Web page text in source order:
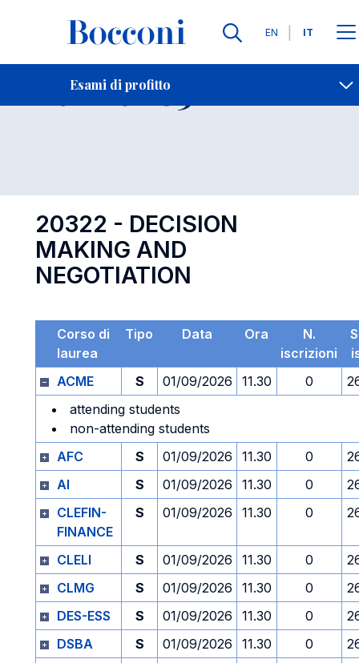
Lingue
EN IT
Esami di profitto
Contatti
Esame 20322 Open
20322 - DECISION
MAKING AND
NEGOTIATION
Corso di
laurea
Tipo Data Ora
N.
iscrizioni
ACME
S 01/09/2026 11.30 0
attending students
non-attending students
AFC
S 01/09/2026 11.30 0
AI
S 01/09/2026 11.30 0
CLEFIN-
FINANCE
S 01/09/2026 11.30 0
CLELI S 01/09/2026 11.30 0
CLMG
S 01/09/2026 11.30 0
DES-ESS
S 01/09/2026 11.30 0
DSBA
S 01/09/2026 11.30 0